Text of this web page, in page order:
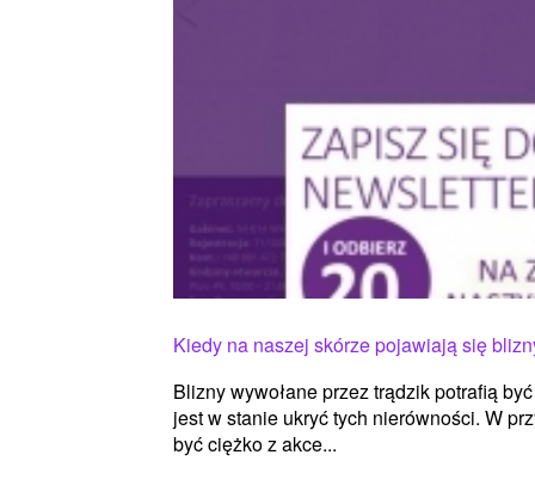
Kiedy na naszej skórze pojawiają się
Blizny wywołane przez trądzik potrafią
jest w stanie ukryć tych nierówności. W
być ciężko z akce...